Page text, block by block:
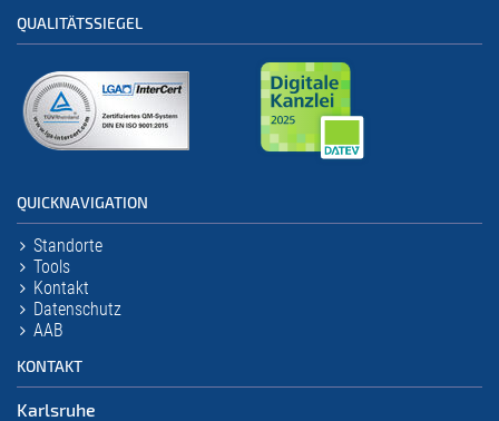
QUALITÄTSSIEGEL
QUICKNAVIGATION
Standorte
Tools
Kontakt
Datenschutz
AAB
KONTAKT
Karlsruhe